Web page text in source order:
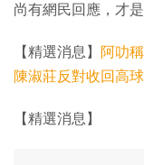
尚有網民回應，才是
【精選消息】
阿叻
陳淑莊反對收回高
【精選消息】